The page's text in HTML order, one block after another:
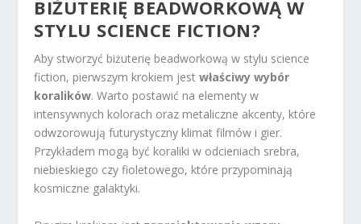
BIŻUTERIĘ BEADWORKOWĄ W
STYLU SCIENCE FICTION?
Aby stworzyć biżuterię beadworkową w stylu science
fiction, pierwszym krokiem jestwłaściwy wybór
koralików. Warto postawić na elementy w
intensywnych kolorach oraz metaliczne akcenty, które
odwzorowują futurystyczny klimat filmów i gier.
Przykładem mogą być koraliki w odcieniach srebra,
niebieskiego czy fioletowego, które przypominają
kosmiczne galaktyki.